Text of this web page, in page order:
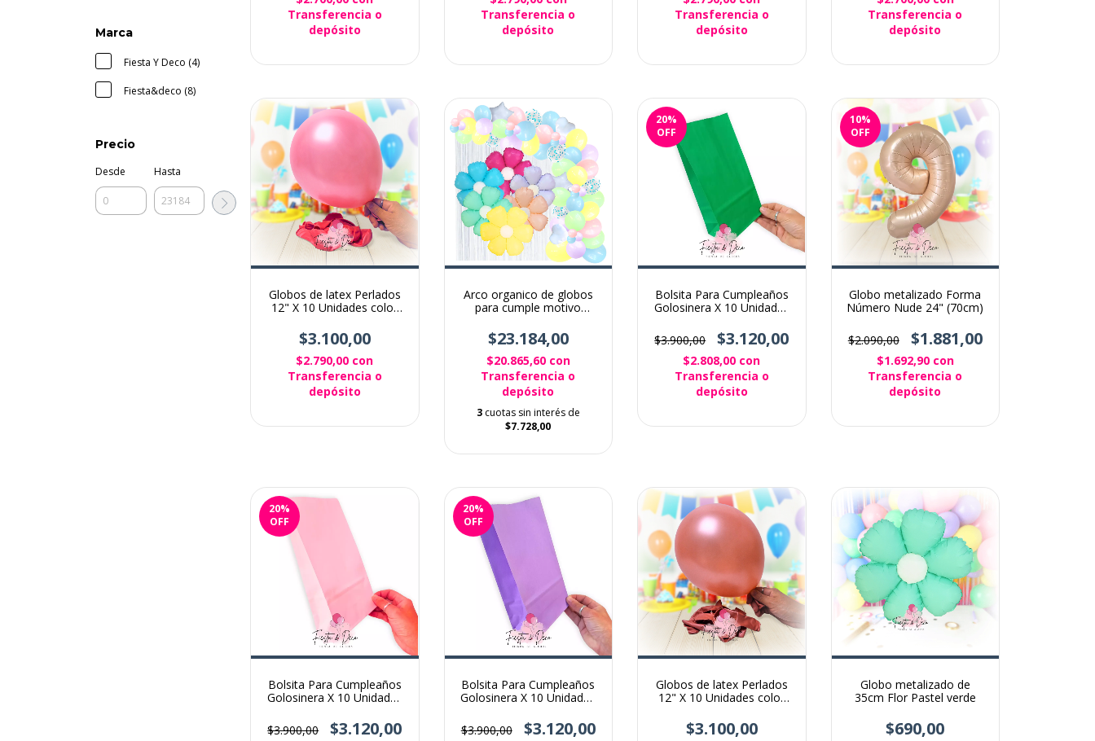
Marca
Fiesta Y Deco (4)
Fiesta&deco (8)
Precio
Desde Hasta
Transferencia o
depósito
Transferencia o
depósito
Transferencia o
depósito
Transferencia o
depósito
Globos de latex Perlados
12" X 10 Unidades color
$3.100,00
$2.790,00 con
Transferencia o
depósito
Arco organico de globos
para cumple motivo
$23.184,00
$20.865,60 con
Transferencia o
depósito
3 cuotas sin interés de
$7.728,00
20%
OFF
Bolsita Para Cumpleaños
Golosinera X 10 Unidades
$3.900,00
$3.120,00
$2.808,00 con
Transferencia o
depósito
10%
OFF
Globo metalizado Forma
Número Nude 24" (70cm)
$2.090,00 $1.881,00
$1.692,90 con
Transferencia o
depósito
20%
OFF
Bolsita Para Cumpleaños
Golosinera X 10 Unidades
$3.900,00
$3.120,00
20%
OFF
Bolsita Para Cumpleaños
Golosinera X 10 Unidades
$3.900,00
$3.120,00
Globos de latex Perlados
12" X 10 Unidades color
$3.100,00
Globo metalizado de
35cm Flor Pastel verde
$690,00